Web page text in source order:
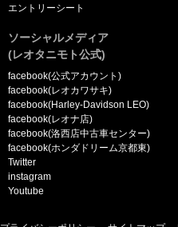
エントリーシート
ソーシャルメディア
(レオタニモト公式)
facebook(公式アカウント)
facebook(レオカワサキ)
facebook(Harley-Davidson LEO)
facebook(レオナ店)
facebook(洛西店中古車センター)
facebook(ホンダドリーム京都東)
Twitter
instagram
Youtube